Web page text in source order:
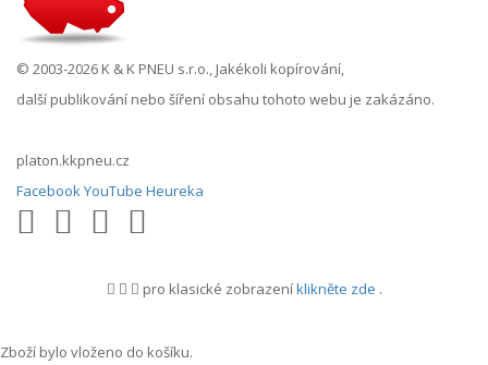
© 2003-2026 K & K PNEU s.r.o., Jakékoli kopírování,
další publikování nebo šíření obsahu tohoto webu je zakázáno.
platon.kkpneu.cz
FacebookYouTube Heureka
pro klasické zobrazeníklikněte zde .
Zboží bylo vloženo do košíku.